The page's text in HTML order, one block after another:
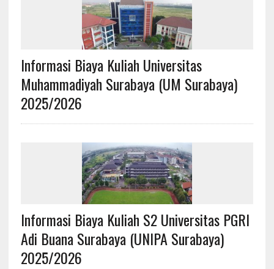
Informasi Biaya Kuliah Universitas
Muhammadiyah Surabaya (UM Surabaya)
2025/2026
Informasi Biaya Kuliah S2 Universitas PGRI
Adi Buana Surabaya (UNIPA Surabaya)
2025/2026